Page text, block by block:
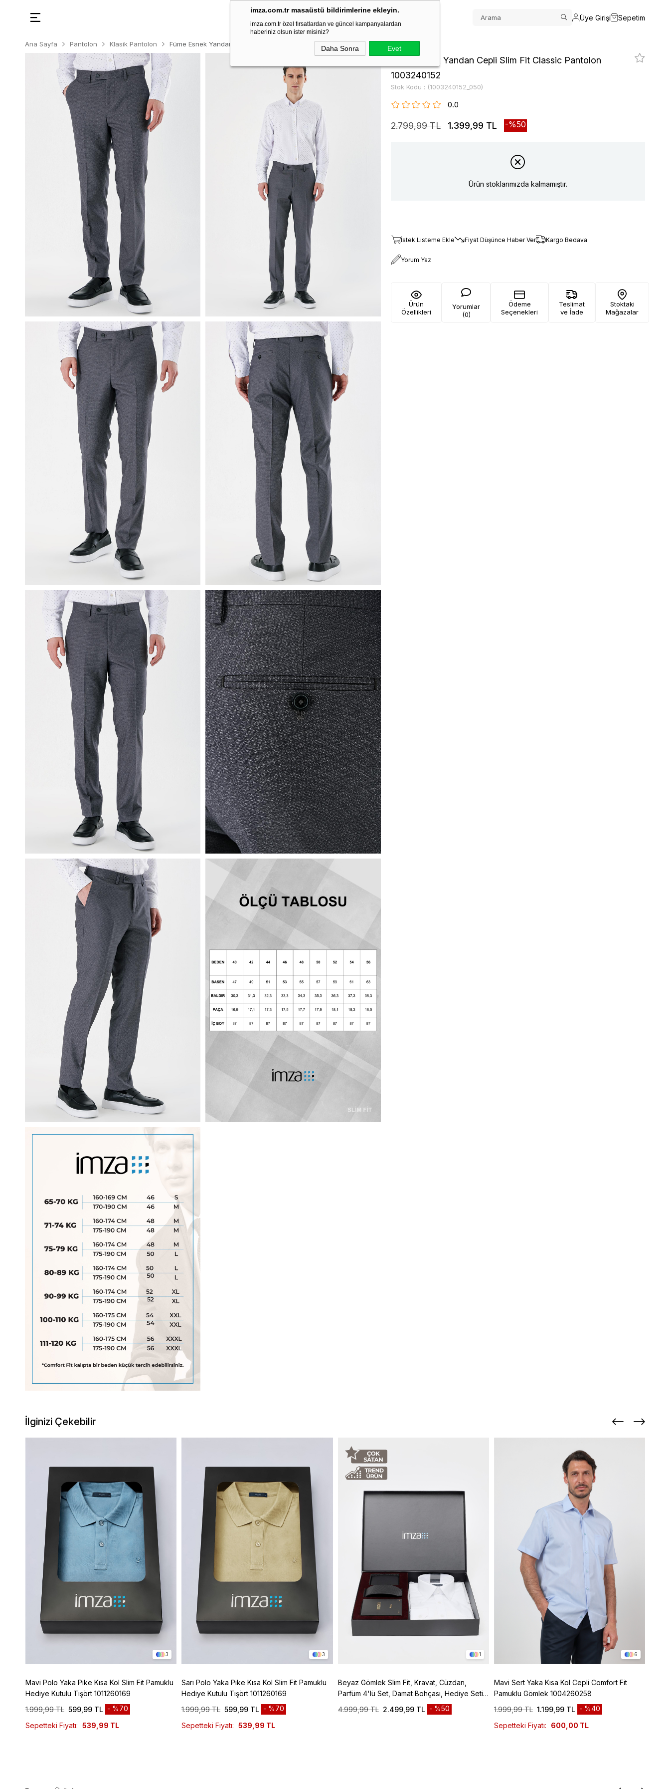
imza.com.tr masaüstü bildirimlerine ekleyin.
imza.com.tr özel fırsatlardan ve güncel kampanyalardan
haberiniz olsun ister misiniz?
Daha Sonra Evet
Üye Girişi Sepetim
Ana Sayfa Pantolon Klasik Pantolon Füme Esnek Yandan Cepli Slim Fit Classic Pantolon 1003240152
Füme Esnek Yandan Cepli Slim Fit Classic Pantolon
1003240152
Stok Kodu (1003240152_050)
0.0
2.799,99 TL 1.399,99 TL 50
Ürün stoklarımızda kalmamıştır.
İstek Listeme Ekle Fiyat Düşünce Haber Ver Kargo Bedava
Yorum Yaz
Ürün
Özellikleri
Yorumlar
(0)
Ödeme
Seçenekleri
Teslimat
ve İade
Stoktaki
Mağazalar
İlginizi Çekebilir
3
Mavi Polo Yaka Pike Kısa Kol Slim Fit Pamuklu
Hediye Kutulu Tişört 1011260169
1.999,99 TL 599,99 TL
%70
Sepetteki Fiyatı: 539,99 TL
3
Sarı Polo Yaka Pike Kısa Kol Slim Fit Pamuklu
Hediye Kutulu Tişört 1011260169
1.999,99 TL 599,99 TL
%70
Sepetteki Fiyatı: 539,99 TL
1
Beyaz Gömlek Slim Fit, Kravat, Cüzdan,
Parfüm 4'lü Set, Damat Bohçası, Hediye Seti,
4.999,99 TL 2.499,99 TL %50
6
Mavi Sert Yaka Kısa Kol Cepli Comfort Fit
Pamuklu Gömlek 1004260258
1.999,99 TL 1.199,99 TL
%40
Sepetteki Fiyatı:
600,00 TL